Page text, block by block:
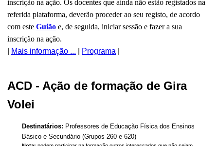
inscrição na ação. Os docentes que ainda não estão registados na
referida plataforma, deverão proceder ao seu registo, de acordo
com este Guião e, de seguida, iniciar sessão e fazer a sua
inscrição na ação.
Mais informação ... Programa
ACD - Ação de formação de Gira
Volei
Destinatários: Professores de Educação Física dos Ensinos
Básico e Secundário (Grupos 260 e 620)